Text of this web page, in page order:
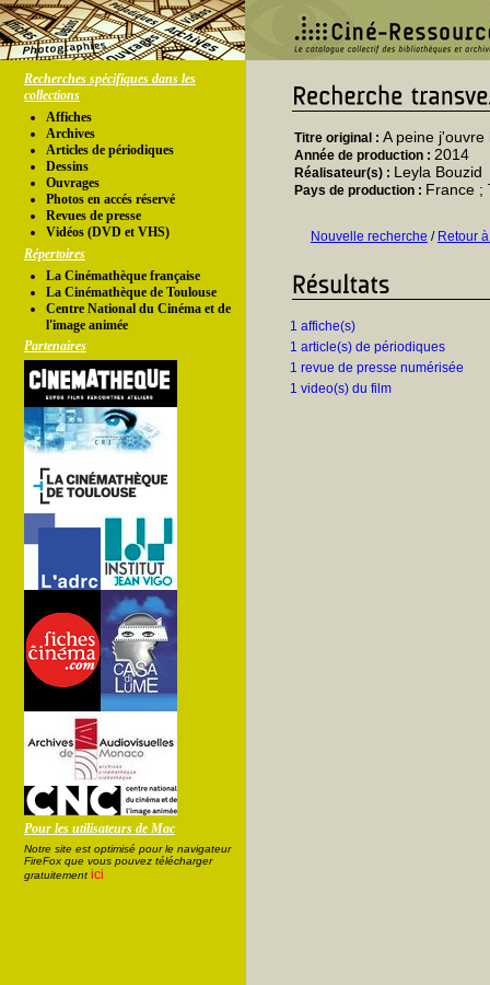
Recherches spécifiques dans les
collections
Affiches
Archives
Articles de périodiques
Dessins
Ouvrages
Photos en accés réservé
Revues de presse
Vidéos (DVD et VHS)
Répertoires
La Cinémathèque française
La Cinémathèque de Toulouse
Centre National du Cinéma et de
l'image animée
Partenaires
Pour les utilisateurs de Mac
Notre site est optimisé pour le navigateur
FireFox que vous pouvez télécharger
gratuitement ici
Titre original : A peine j'ouvre
Année de production : 2014
Réalisateur(s) : Leyla Bouzid
Pays de production : France ;
Nouvelle recherche / Retour
1 affiche(s)
1 article(s) de périodiques
1 revue de presse numérisée
1 video(s) du film